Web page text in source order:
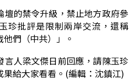
壇的禁令升級，禁止地方政府參
珍批評是限制兩岸交流，還稱
他們（中共）」。
言人梁文傑日前回應，請陳玉珍
果給大家看看。(編輯：沈鎮江)